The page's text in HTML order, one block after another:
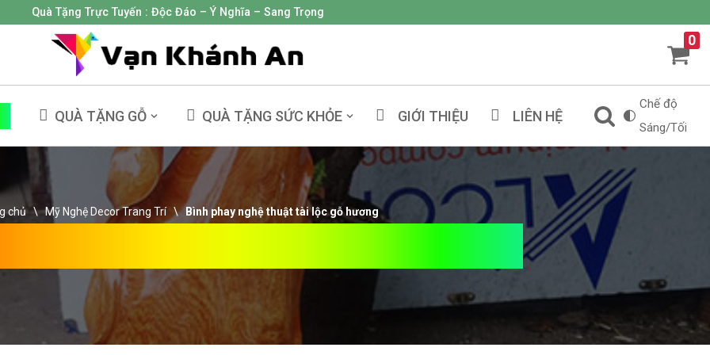
Quà Tặng Trực Tuyến : Độc Đáo – Ý Nghĩa – Sang Trọng
0
QUÀ TẶNG GỖ QUÀ TẶNG SỨC KHỎE GIỚI THIỆU LIÊN HỆ
Chế độ
Sáng/Tối
chủ\Mỹ Nghệ Decor Trang Trí\Bình phay nghệ thuật tài lộc gỗ hương
Thuật Tài Lộc Gỗ Hương